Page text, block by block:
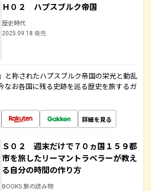
Ｈ０２ ハプスブルク帝国
歴史時代
2025.09.18 発売
と称されたハプスブルク帝国の栄光と動乱
なお各国に残る史跡を巡る歴史を旅するガ
詳細を見る
Ｓ０２ 週末だけで７０ヵ国１５９都
市を旅したリーマントラベラーが教え
る自分の時間の作り方
BOOKS 旅の読み物